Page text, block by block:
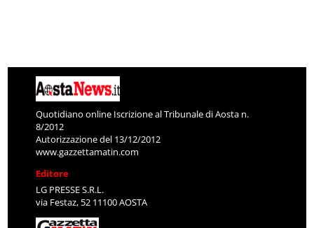
Quotidiano online Iscrizione al Tribunale di Aosta n.
8/2012
Autorizzazione del 13/12/2012
www.gazzettamatin.com
Editore
LG PRESSE S.R.L.
via Festaz, 52 11100 AOSTA